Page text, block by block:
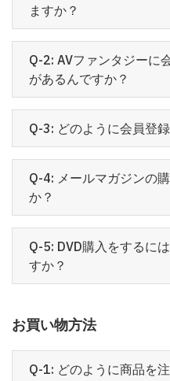
ますか？
Q-2: AVファンタジーに
があるんですか？
Q-3: どのように会員登
Q-4: メールマガジンの
か？
Q-5: DVD購入をするに
すか？
お買い物方法
Q-1: どのように商品を